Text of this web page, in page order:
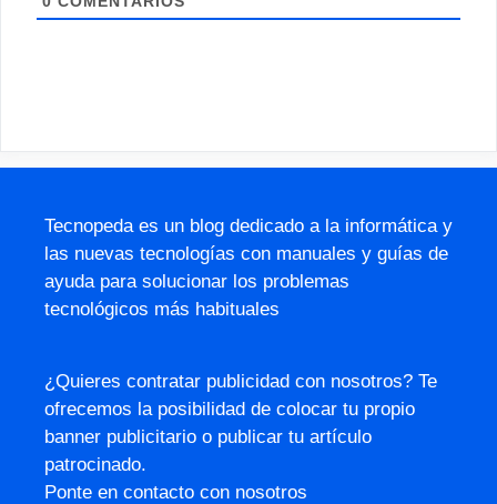
Tecnopeda es un blog dedicado a la informática y
las nuevas tecnologías con manuales y guías de
ayuda para solucionar los problemas
tecnológicos más habituales
¿Quieres contratar publicidad con nosotros? Te
ofrecemos la posibilidad de colocar tu propio
banner publicitario o publicar tu artículo
patrocinado.
Ponte en contacto con nosotros